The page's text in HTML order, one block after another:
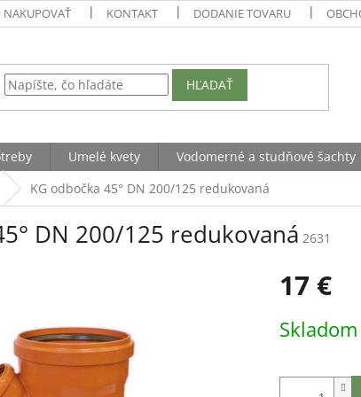
NAKUPOVAŤ KONTAKT DODANIE TOVARU
HĽADAŤ
Umelé kvety Vodomerné a studňové šachty
KG odbočka 45° DN 200/125 redukovaná
DN 200/125 redukovaná 2631
17 €
cena:
Skladom